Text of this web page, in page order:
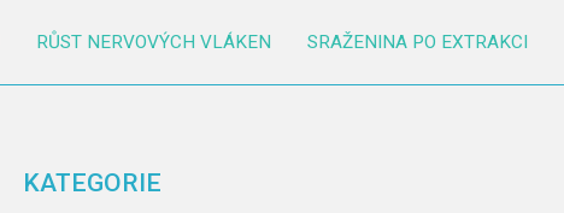
RŮST NERVOVÝCH VLÁKEN SRAŽENINA PO EXTRAKCI
KATEGORIE